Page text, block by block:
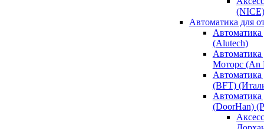
(NICE)
Автоматика для
(Alutech)
Моторс (An
(BFT)
Автоматика
(DoorHan)